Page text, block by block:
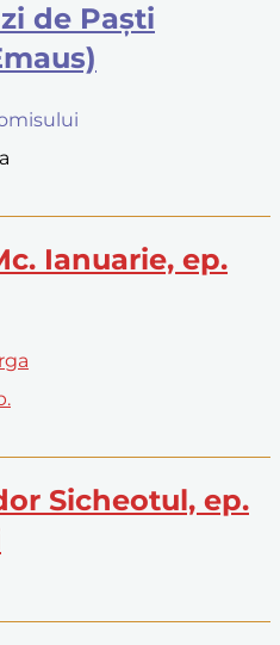
de Paști
Ianuarie, ep.
Sicheotul, ep.